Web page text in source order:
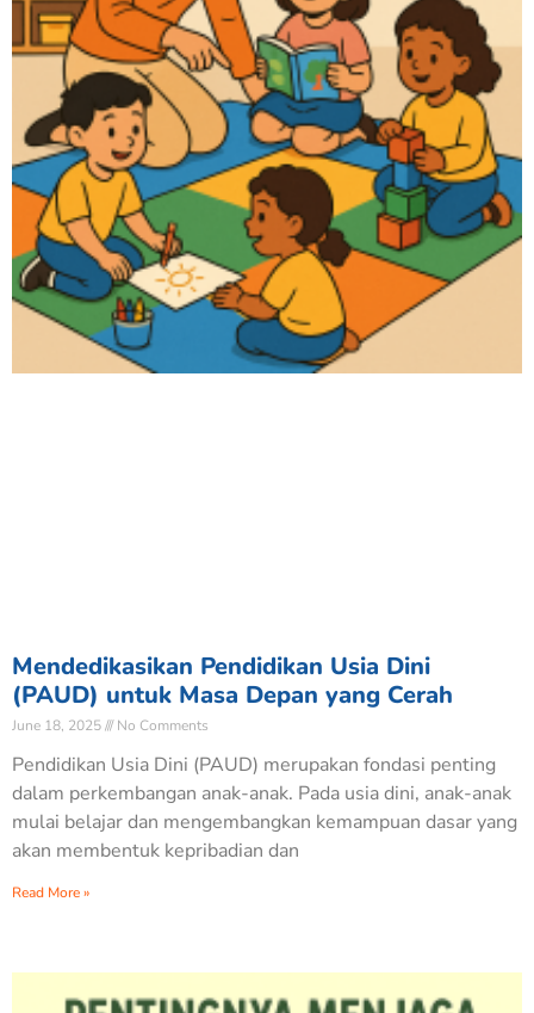
Mendedikasikan Pendidikan Usia Dini
(PAUD) untuk Masa Depan yang Cerah
June 18, 2025 No Comments
Pendidikan Usia Dini (PAUD) merupakan fondasi penting
dalam perkembangan anak-anak. Pada usia dini, anak-anak
mulai belajar dan mengembangkan kemampuan dasar yang
akan membentuk kepribadian dan
Read More »